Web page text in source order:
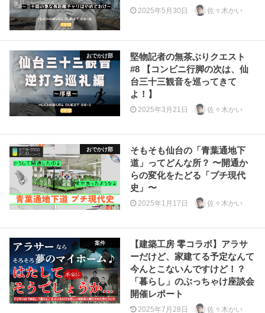
2025年5月30日 佐々木かい
おでかけ部
堅物記者の無茶ぶりクエスト
#8 【コンビニ行脚の次は、仙
台三十三観音を巡ってきて
よ！】
2025年3月21日 佐々木かい
おでかけ部
そもそも仙台の「青葉通地下
道」ってどんな所？ 〜開通か
らの変化をたどる「プチ現代
史」〜
2025年1月17日 佐々木かい
案件
【建築工房 零コラボ】アラサ
ーだけど、家建てる予定なんて
今んとこないんですけど！？
「暮らし」のぶっちゃけ座談会
開催レポート
2025年7月28日 佐々木かい